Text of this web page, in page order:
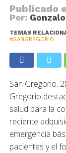
Publicado
Por:
TEMAS
#SANGREGORIO
San Gregorio.
Gregorio
salud para la
reciente
emergencia
pacientes y el